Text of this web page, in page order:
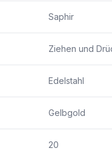
Saphir
Ziehen und
Edelstahl
Gelbgold
20